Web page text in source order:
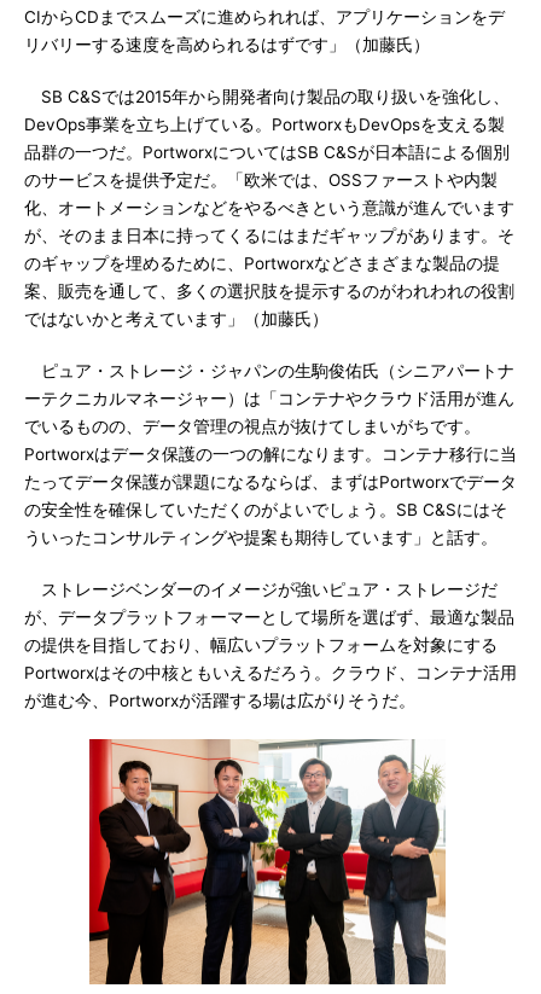
CIからCDまでスムーズに進められれば、アプリケーションをデ
リバリーする速度を高められるはずです」（加藤氏）
SB C&Sでは2015年から開発者向け製品の取り扱いを強化し、
DevOps事業を立ち上げている。PortworxもDevOpsを支える製
品群の一つだ。PortworxについてはSB C&Sが日本語による個別
のサービスを提供予定だ。「欧米では、OSSファーストや内製
化、オートメーションなどをやるべきという意識が進んでいます
が、そのまま日本に持ってくるにはまだギャップがあります。そ
のギャップを埋めるために、Portworxなどさまざまな製品の提
案、販売を通して、多くの選択肢を提示するのがわれわれの役割
ではないかと考えています」（加藤氏）
ピュア・ストレージ・ジャパンの生駒俊佑氏（シニアパートナ
ーテクニカルマネージャー）は「コンテナやクラウド活用が進ん
でいるものの、データ管理の視点が抜けてしまいがちです。
Portworxはデータ保護の一つの解になります。コンテナ移行に当
たってデータ保護が課題になるならば、まずはPortworxでデータ
の安全性を確保していただくのがよいでしょう。SB C&Sにはそ
ういったコンサルティングや提案も期待しています」と話す。
ストレージベンダーのイメージが強いピュア・ストレージだ
が、データプラットフォーマーとして場所を選ばず、最適な製品
の提供を目指しており、幅広いプラットフォームを対象にする
Portworxはその中核ともいえるだろう。クラウド、コンテナ活用
が進む今、Portworxが活躍する場は広がりそうだ。